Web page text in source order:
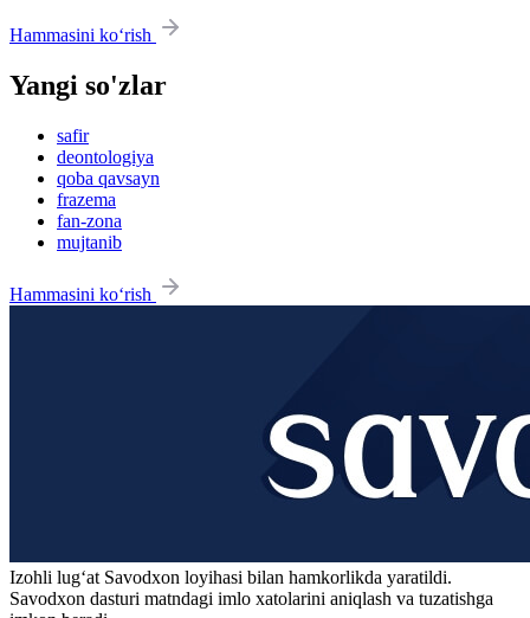
Hammasini ko‘rish
Yangi so'zlar
safir
deontologiya
qoba qavsayn
frazema
fan-zona
mujtanib
Hammasini ko‘rish
Izohli lugʻat Savodxon loyihasi bilan hamkorlikda yaratildi.
Savodxon dasturi matndagi imlo xatolarini aniqlash va tuzatishga